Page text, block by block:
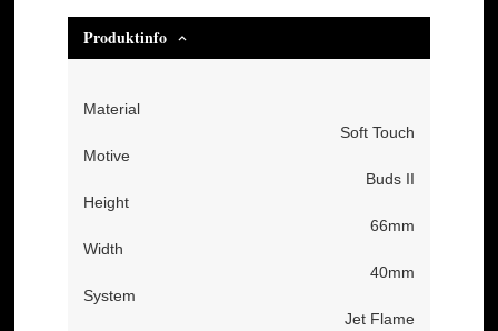
Produktinfo
Material
Soft Touch
Motive
Buds II
Height
66mm
Width
40mm
System
Jet Flame